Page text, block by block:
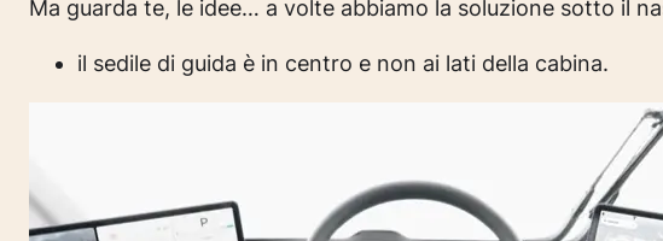
Ma guarda te, le idee… a volte abbiamo la soluzione sotto il
il sedile di guida è in centro e non ai lati della cabina.